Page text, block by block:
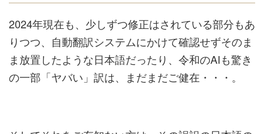
2024年現在も、少しずつ修正はされている部分もあ
りつつ、自動翻訳システムにかけて確認せずそのま
ま放置したような日本語だったり、令和のAIも驚き
の一部「ヤバい」訳は、まだまだご健在・・・。